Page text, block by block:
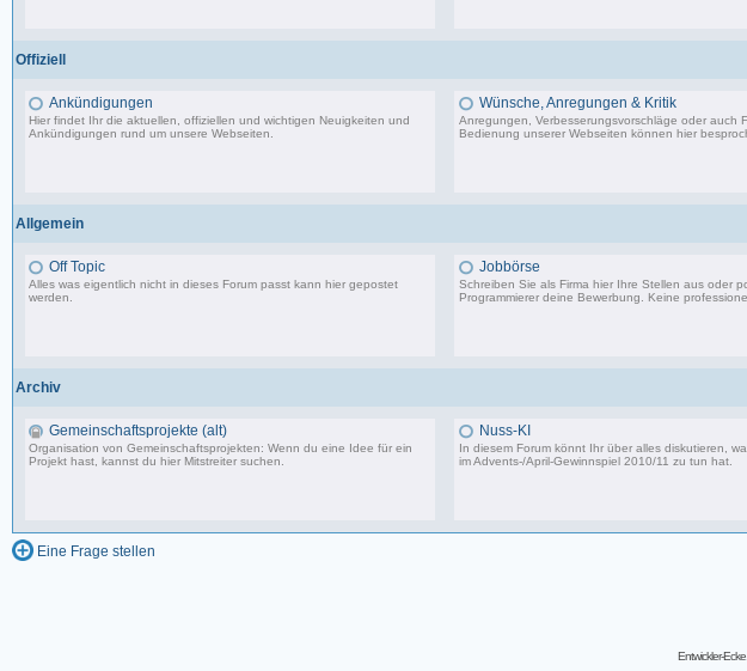
Offiziell
Ankündigungen
Hier findet Ihr die aktuellen, offiziellen und wichtigen Neuigkeiten und
Ankündigungen rund um unsere Webseiten.
Wünsche, Anregungen & Kritik
Anregungen, Verbesserungsvorschläge oder auch
Bedienung unserer Webseiten können hier
Allgemein
Off Topic
Alles was eigentlich nicht in dieses Forum passt kann hier gepostet
werden.
Jobbörse
Schreiben Sie als Firma hier Ihre Stellen aus oder
Programmierer deine Bewerbung. Keine
Archiv
Gemeinschaftsprojekte (alt)
Organisation von Gemeinschaftsprojekten: Wenn du eine Idee für ein
Projekt hast, kannst du hier Mitstreiter suchen.
Nuss-KI
In diesem Forum könnt Ihr über alles diskutieren,
imAdvents-/April-Gewinnspiel 2010/11 zu tun hat.
Eine Frage stellen
Entwickler-